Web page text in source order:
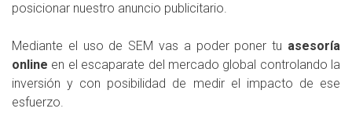
posicionar nuestro anuncio publicitario.
Mediante el uso de SEM vas a poder poner tu asesoría
online en el escaparate del mercado global controlando la
inversión y con posibilidad de medir el impacto de ese
esfuerzo.